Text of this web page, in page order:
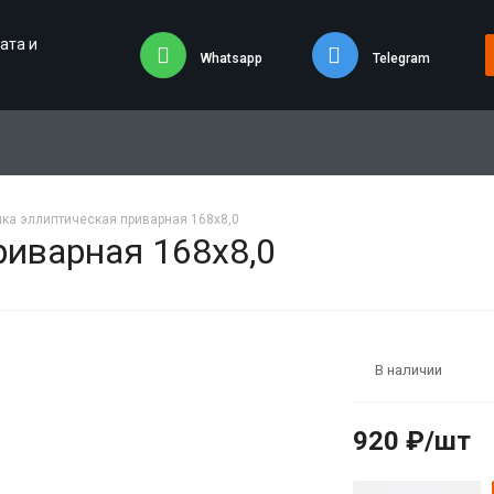
и
Whatsapp Telegram
эллиптическая приварная 168х8,0
168х8,0
В наличии
920 ₽/шт